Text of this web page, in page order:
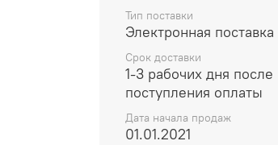
Тип поставки
Электронная поставка
Срок доставки
1-3 рабочих дня после
поступления оплаты
Дата начала продаж
01.01.2021